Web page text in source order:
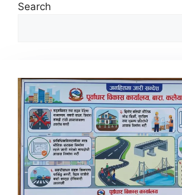
Search